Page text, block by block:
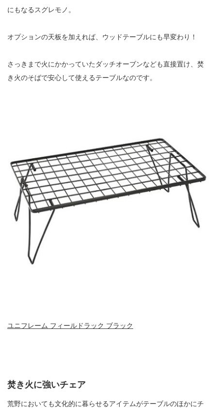
にもなるスグレモノ。
オプションの天板を加えれば、ウッドテーブルにも早変わり！
さっきまで火にかかっていたダッチオーブンなども直接置け、焚
き火のそばで安心して使えるテーブルなのです。
ユニフレーム フィールドラック ブラック
焚き火に強いチェア
荒野においても文化的に暮らせるアイテムがテーブルのほかにチ